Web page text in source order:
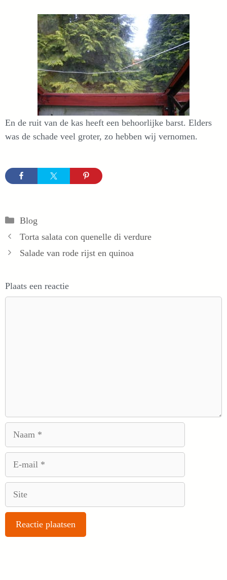
En de ruit van de kas heeft een behoorlijke barst. Elders
was de schade veel groter, zo hebben wij vernomen.
Categorieën
Blog
Torta salata con quenelle di verdure
Salade van rode rijst en quinoa
Plaats een reactie